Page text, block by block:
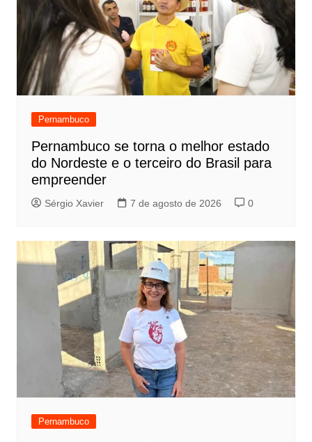
Pernambuco
Pernambuco se torna o melhor estado
do Nordeste e o terceiro do Brasil para
empreender
Sérgio Xavier 7 de agosto de 2026 0
Pernambuco